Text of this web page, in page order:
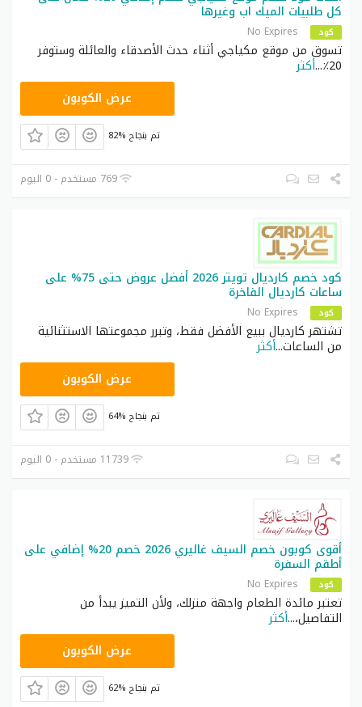
كل طلبيات الميك اب وغيرها
كود No Expires
تسوق من موقع مكياجي أثناء حدث الأصدقاء والعائلة وستوفر
20٪ ...أكثر
عرض الكوبون
82% تم بنجاح
769 مستخدم - 0 اليوم
كود خصم كارديال تويتر 2026 أفضل عروض حتى 75% على
ساعات كارديال الفاخرة
كود No Expires
تشتهر كارديال ببيع الأفضل فقط، وتبرر مجموعتها الاستثنائية
من الساعات...أكثر
عرض الكوبون
64% تم بنجاح
11739 مستخدم - 0 اليوم
أقوى كوبون خصم السيف غاليري 2026 خصم 20% إضافي على
أطقم السفرة
كود No Expires
تعتبر مائدة الطعام واجهة منزلك، ولأن التميز يبدأ من
التفاصيل،...أكثر
عرض الكوبون
62% تم بنجاح